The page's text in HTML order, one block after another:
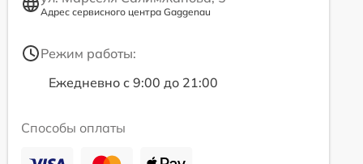
Адрес сервисного центра Gaggenau
Режим работы:
Ежедневно с 9:00 до 21:00
Способы оплаты